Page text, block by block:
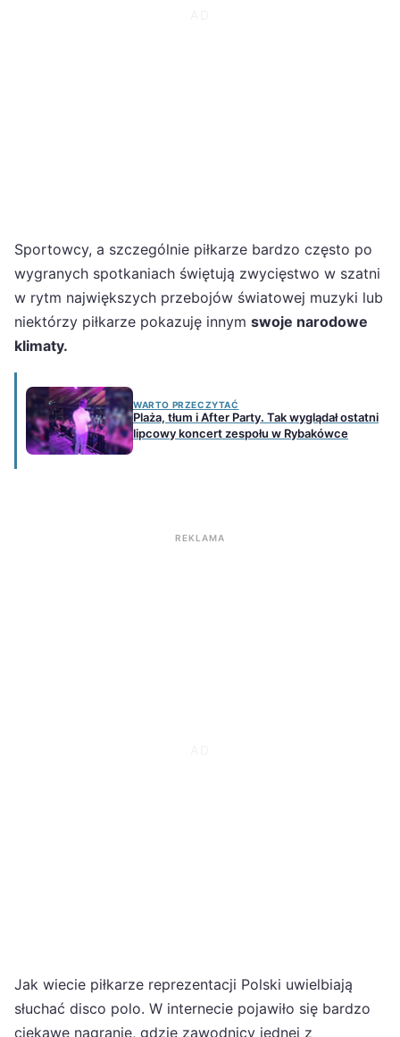
Sportowcy, a szczególnie piłkarze bardzo często po
wygranych spotkaniach świętują zwycięstwo w szatni
w rytm największych przebojów światowej muzyki lub
niektórzy piłkarze pokazuję innym swoje narodowe
klimaty.
WARTO PRZECZYTAĆ
Plaża, tłum i After Party. Tak wyglądał ostatni
lipcowy koncert zespołu w Rybakówce
REKLAMA
Jak wiecie piłkarze reprezentacji Polski uwielbiają
słuchać disco polo. W internecie pojawiło się bardzo
ciekawe nagranie, gdzie zawodnicy jednej z